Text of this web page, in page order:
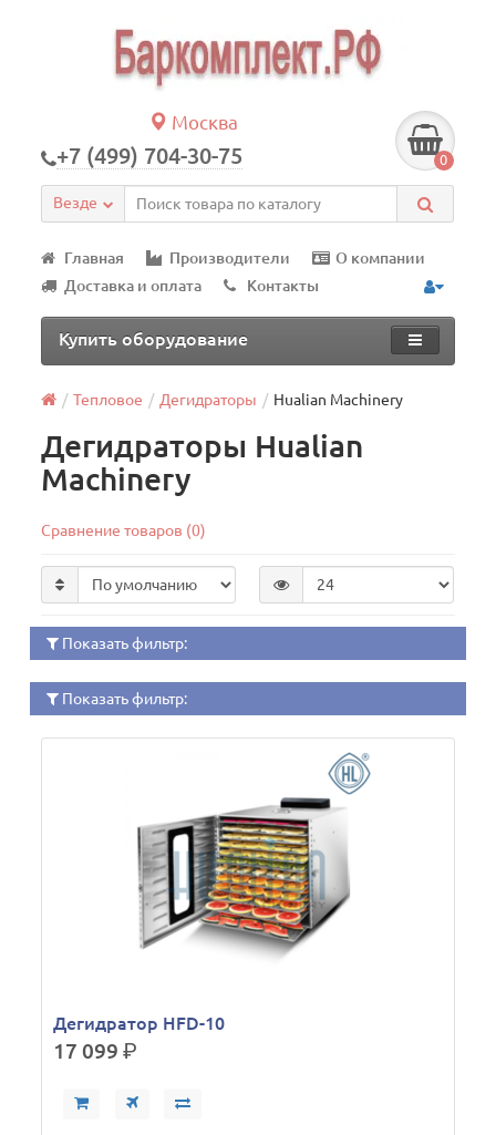
Москва
+7 (499) 704-30-75 0
Везде
Главная Производители
О компании
Доставка и оплата
Контакты
Купить оборудование
Тепловое Дегидраторы Hualian Machinery
Дегидраторы Hualian
Machinery
Сравнение товаров (0)
Показать фильтр:
Показать фильтр:
Дегидратор HFD-10
17 099р.